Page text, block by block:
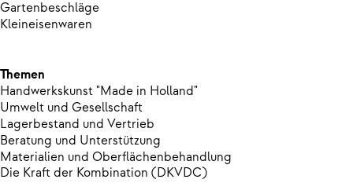
Gartenbeschläge
Kleineisenwaren
Themen
Handwerkskunst "Made in Holland"
Umwelt und Gesellschaft
Lagerbestand und Vertrieb
Beratung und Unterstützung
Materialien und Oberflächenbehandlung
Die Kraft der Kombination (DKVDC)